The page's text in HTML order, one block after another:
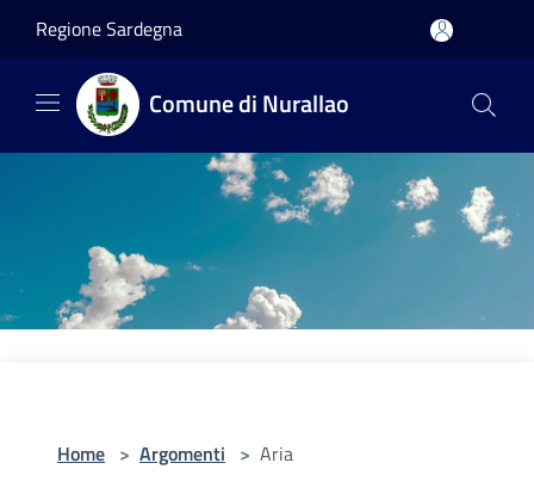
Regione Sardegna
Comune di Nurallao
Home > Argomenti > Aria